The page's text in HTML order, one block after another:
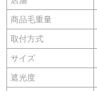
商品毛重量
取付方式
サイズ
遮光度